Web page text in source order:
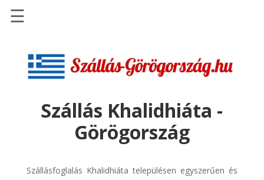
Szállások
Repülőjegy
pénzvisszatérítéssel
☰
Szállás Khalidhiáta -
Görögország
Szállásfoglalás Khalidhiáta településen egyszerűen és